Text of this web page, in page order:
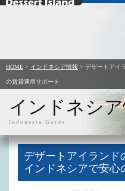
デザートアイランド
HOME > インドネシア情報 > デザートアイ
の賃貸運用サポート
インドネシ
Indonesia Guide
デザートアイランド
インドネシアで安心